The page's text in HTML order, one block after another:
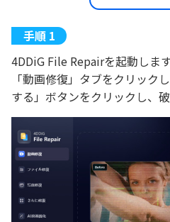
4DDiG File Repairを起動しま
「動画修復」タブをクリック
する」ボタンをクリックし、